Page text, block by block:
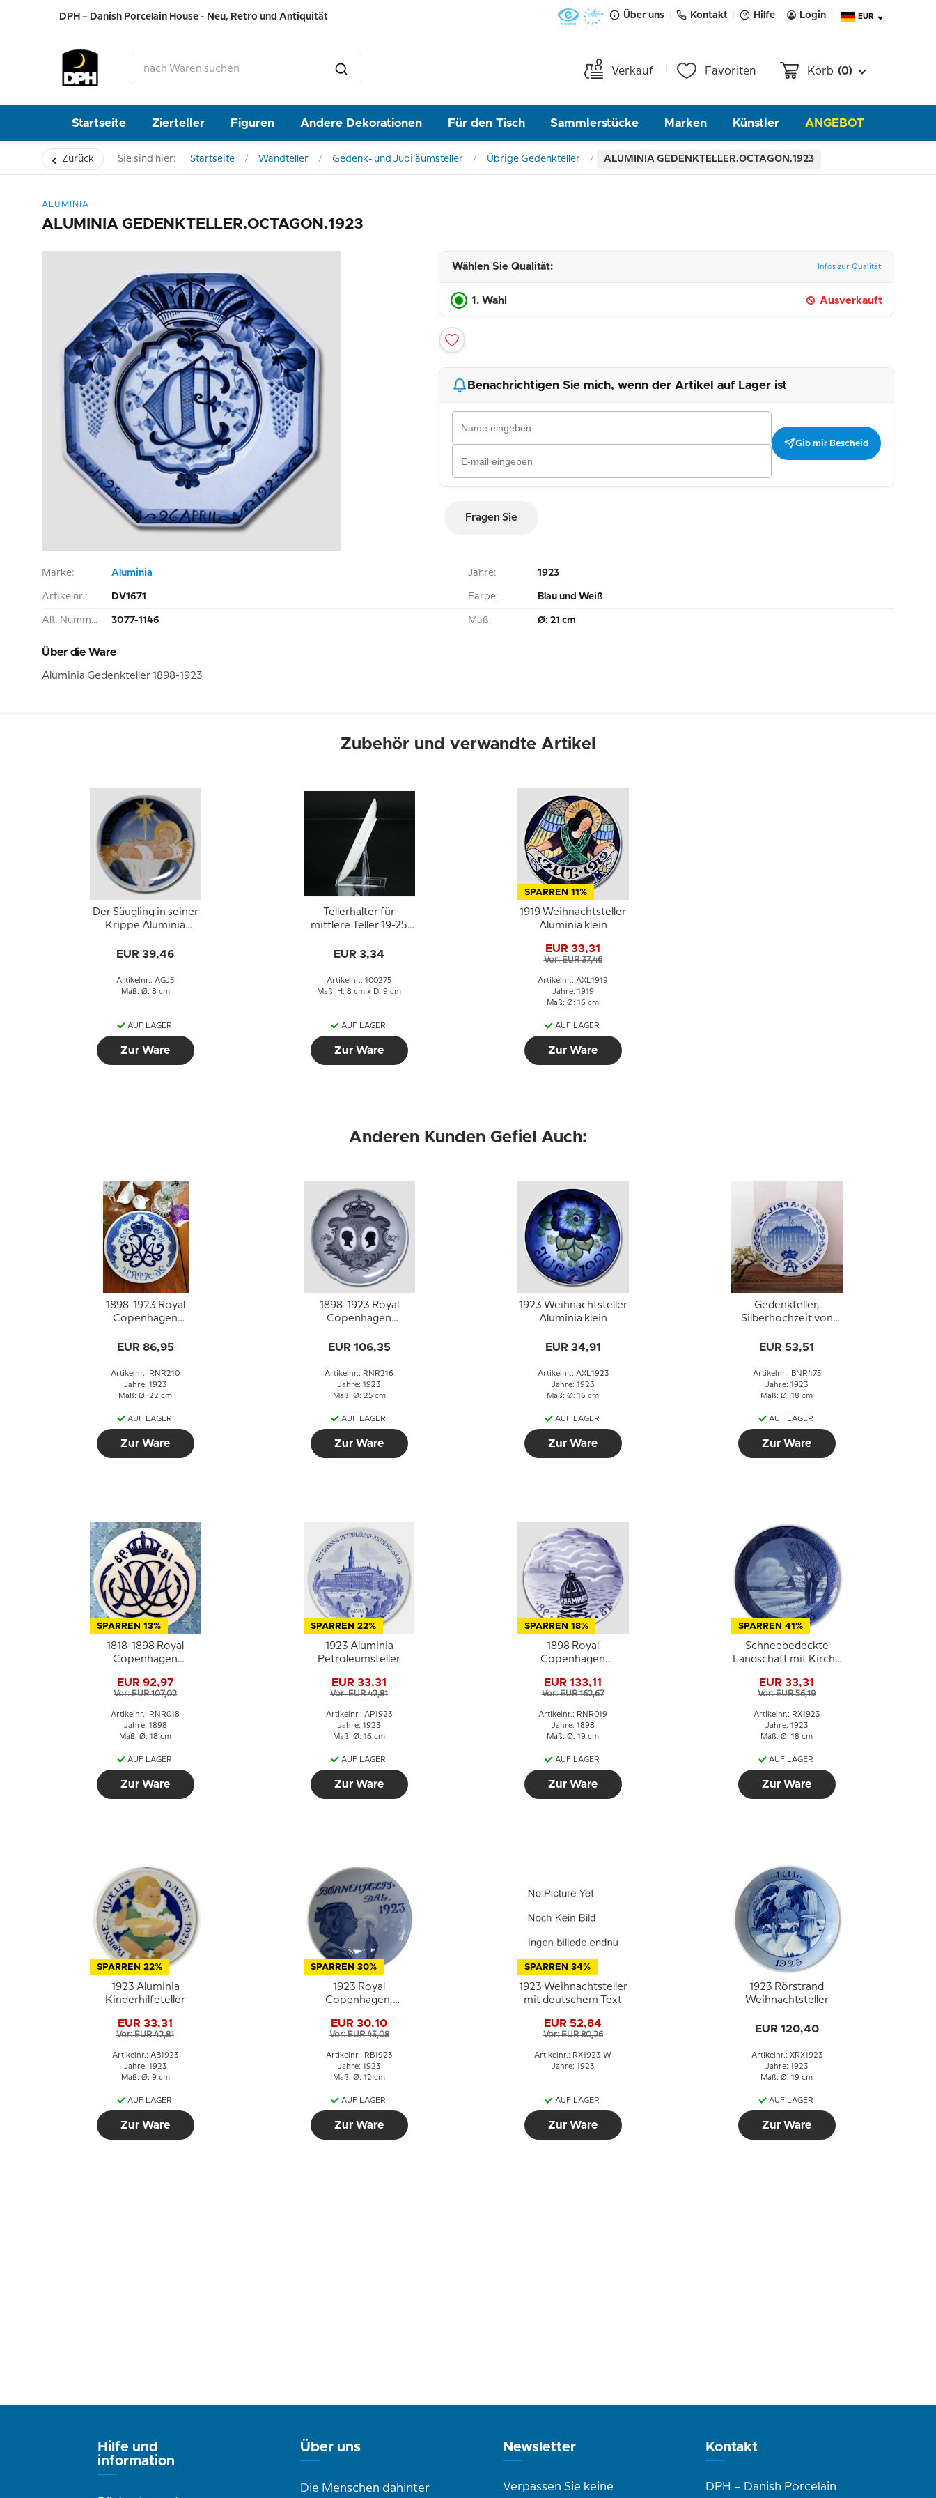
DPH – Danish Porcelain House - Neu, Retro und Antiquität Über uns Kontakt Hilfe Login EUR
Verkauf Favoriten Korb (0)
Startseite Zierteller Figuren Andere Dekorationen Für den Tisch Sammlerstücke Marken Künstler ANGEBOT
Zurück Sie sind hier: Startseite Wandteller Gedenk- und Jubiläumsteller Übrige Gedenkteller ALUMINIA GEDENKTELLER.OCTAGON.1923
ALUMINIA
ALUMINIA GEDENKTELLER.OCTAGON.1923
Wählen Sie Qualität: Infos zur Qualität
1. Wahl Ausverkauft
Benachrichtigen Sie mich, wenn der Artikel auf Lager ist
Gib mir Bescheid
Fragen Sie
Marke: Aluminia
Artikelnr.: DV1671
Alt. Nummer: 3077-1146
Jahre: 1923
Farbe: Blau und Weiß
Maß: Ø: 21 cm
Über die Ware
Aluminia Gedenkteller 1898-1923
Zubehör und verwandte Artikel
Der Säugling in seiner
Krippe Aluminia
Weihnachten
EUR 39,46
Artikelnr.: AGJ5
Maß: Ø: 8 cm
AUF LAGER
Zur Ware
Tellerhalter für
mittlere Teller 19-25
EUR 3,34
Artikelnr.: 100275
Maß: H: 8 cm x D: 9 cm
AUF LAGER
Zur Ware
SPARREN 11%
1919 Weihnachtsteller
Aluminia klein
EUR 33,31
Vor: EUR 37,46
Artikelnr.: AXL1919
Jahre: 1919
Maß: Ø: 16 cm
AUF LAGER
Zur Ware
Anderen Kunden Gefiel Auch:
1898-1923 Royal
Copenhagen
EUR 86,95
Artikelnr.: RNR210
Jahre: 1923
Maß: Ø: 22 cm
AUF LAGER
Zur Ware
1898-1923 Royal
Copenhagen
Silberhochzeit bon
Königin Alexandrine
EUR 106,35
Artikelnr.: RNR216
Jahre: 1923
Maß: Ø: 25 cm
AUF LAGER
Zur Ware
1923 Weihnachtsteller
Aluminia klein
EUR 34,91
Artikelnr.: AXL1923
Jahre: 1923
Maß: Ø: 16 cm
AUF LAGER
Zur Ware
Gedenkteller,
Silberhochzeit von
Königin Alexandrine
Gröndahl
EUR 53,51
Artikelnr.: BNR475
Jahre: 1923
Maß: Ø: 18 cm
AUF LAGER
Zur Ware
SPARREN 13%
1818-1898 Royal
Copenhagen
EUR 92,97
Vor: EUR 107,02
Artikelnr.: RNR018
Jahre: 1898
Maß: Ø: 18 cm
AUF LAGER
Zur Ware
SPARREN 22%
1923 Aluminia
Petroleumsteller
EUR 33,31
Vor: EUR 42,81
Artikelnr.: AP1923
Jahre: 1923
Maß: Ø: 16 cm
AUF LAGER
Zur Ware
SPARREN 18%
1898 Royal
Copenhagen
EUR 133,11
Vor: EUR 162,67
Artikelnr.: RNR019
Jahre: 1898
Maß: Ø: 19 cm
AUF LAGER
Zur Ware
SPARREN 41%
Schneebedeckte
Landschaft mit Kirche
Copenhagen
Weihnachtsteller
EUR 33,31
Vor: EUR 56,19
Artikelnr.: RX1923
Jahre: 1923
Maß: Ø: 18 cm
AUF LAGER
Zur Ware
SPARREN 22%
1923 Aluminia
Kinderhilfeteller
EUR 33,31
Vor: EUR 42,81
Artikelnr.: AB1923
Jahre: 1923
Maß: Ø: 9 cm
AUF LAGER
Zur Ware
SPARREN 30%
1923 Royal
Copenhagen,
EUR 30,10
Vor: EUR 43,08
Artikelnr.: RB1923
Jahre: 1923
Maß: Ø: 12 cm
AUF LAGER
Zur Ware
SPARREN 34%
1923 Weihnachtsteller
mit deutschem Text
EUR 52,84
Vor: EUR 80,26
Artikelnr.: RX1923-W
Jahre: 1923
AUF LAGER
Zur Ware
1923 Rörstrand
Weihnachtsteller
EUR 120,40
Artikelnr.: XRX1923
Jahre: 1923
Maß: Ø: 19 cm
AUF LAGER
Zur Ware
Hilfe und
information
Über uns
Die Menschen dahinter
Newsletter
Verpassen Sie keine
Kontakt
DPH – Danish Porcelain